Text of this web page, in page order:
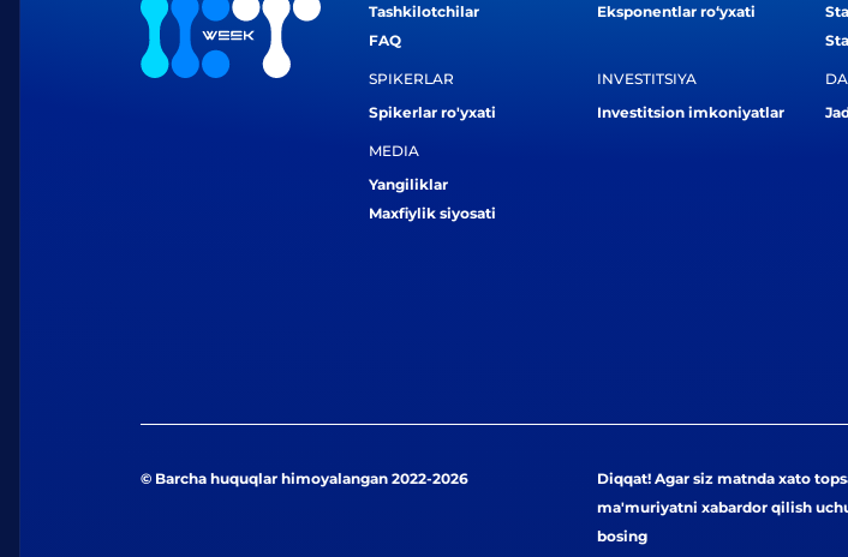
Tashkilotchilar
FAQ
Eksponentlar ro‘yxati
SPIKERLAR
Spikerlar ro'yxati
INVESTITSIYA
Investitsion imkoniyatlar
MEDIA
Yangiliklar
Maxfiylik siyosati
© Barcha huquqlar himoyalangan 2022-2026
Diqqat! Agar siz matnda xato
ma'muriyatni xabardor qilish
bosing